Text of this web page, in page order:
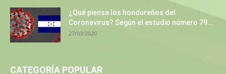
¿Qué piensa los hondureños del
Coronavirus? Según el estudio número 79...
27/03/2020
CATEGORÍA POPULAR